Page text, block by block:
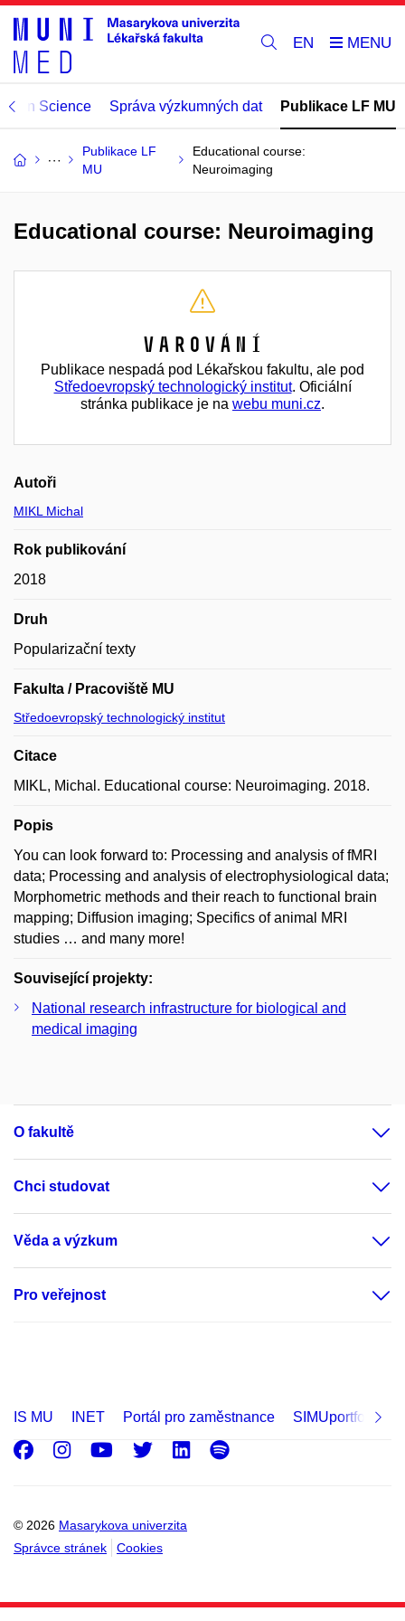
EN
Open Science Správa výzkumných dat Publikace LF MU
Publikace LF
MU
Educational course:
Neuroimaging
Educational course: Neuroimaging
Varování
Publikace nespadá pod Lékařskou fakultu, ale pod
Středoevropský technologický institut. Oficiální
stránka publikace je na webu muni.cz.
Autoři
MIKL Michal
Rok publikování
2018
Druh
Popularizační texty
Fakulta / Pracoviště MU
Středoevropský technologický institut
Citace
MIKL, Michal. Educational course: Neuroimaging. 2018.
Popis
You can look forward to: Processing and analysis of fMRI
data; Processing and analysis of electrophysiological data;
Morphometric methods and their reach to functional brain
mapping; Diffusion imaging; Specifics of animal MRI
studies … and many more!
Související projekty:
National research infrastructure for biological and
medical imaging
O fakultě
Chci studovat
Věda a výzkum
Pro veřejnost
IS MU INET Portál pro zaměstnance SIMUportfolio
© 2026 Masarykova univerzita
Správce stránek
Cookies
Facebook
Instagram
Youtube
Twitter
LinkedIn
Spotify